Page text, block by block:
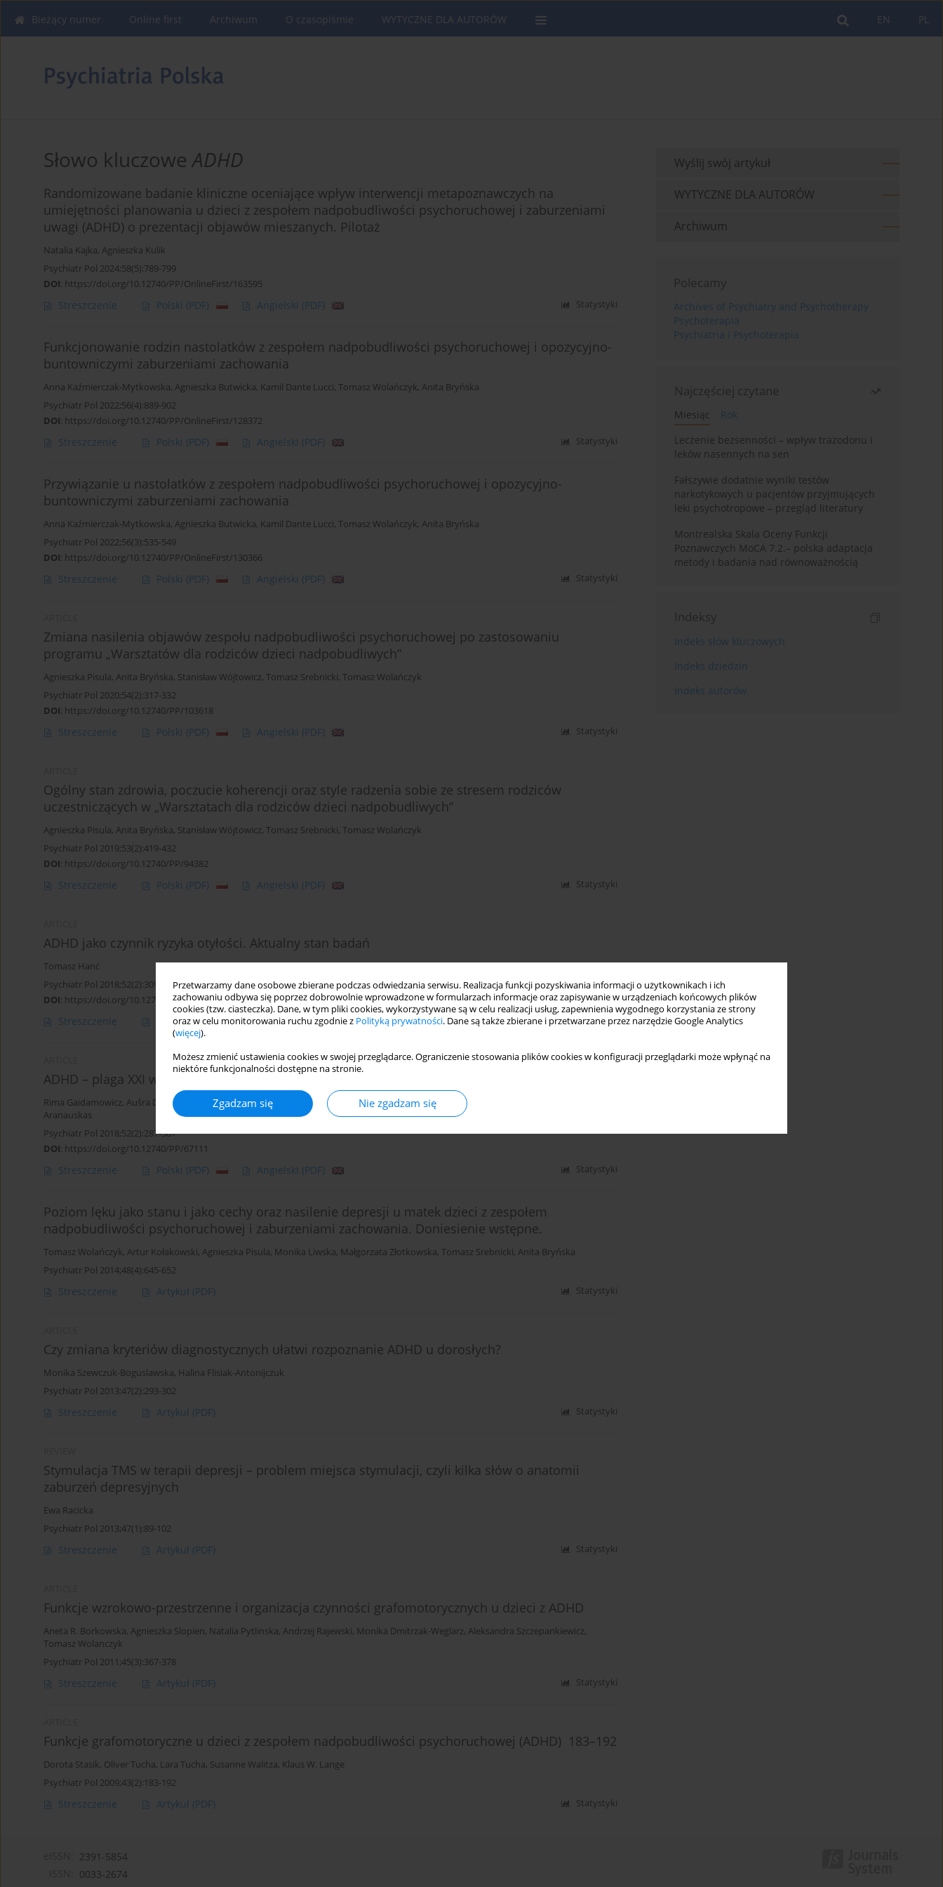
Przetwarzamy dane osobowe zbierane podczas odwiedzania serwisu. Realizacja funkcji pozyskiwania informacji o użytkownikach i ich
zachowaniu odbywa się poprzez dobrowolnie wprowadzone w formularzach informacje oraz zapisywanie w urządzeniach końcowych plików
cookies (tzw. ciasteczka). Dane, w tym pliki cookies, wykorzystywane są w celu realizacji usług, zapewnienia wygodnego korzystania ze strony
oraz w celu monitorowania ruchu zgodnie z Polityką prywatności. Dane są także zbierane i przetwarzane przez narzędzie Google Analytics
(więcej).
Możesz zmienić ustawienia cookies w swojej przeglądarce. Ograniczenie stosowania plików cookies w konfiguracji przeglądarki może wpłynąć na
niektóre funkcjonalności dostępne na stronie.
Zgadzam się Nie zgadzam się
PL
EN
Bieżący numer Online first Archiwum O czasopiśmie WYTYCZNE DLA AUTORÓW
Słowo kluczoweADHD
Randomizowane badanie kliniczne oceniające wpływ interwencji metapoznawczych na
umiejętności planowania u dzieci z zespołem nadpobudliwości psychoruchowej i zaburzeniami
uwagi (ADHD) o prezentacji objawów mieszanych. Pilotaż
Natalia Kajka, Agnieszka Kulik
Psychiatr Pol 2024;58(5):789-799
DOI: https://doi.org/10.12740/PP/OnlineFirst/163595
Streszczenie Polski (PDF) Angielski (PDF) Statystyki
Funkcjonowanie rodzin nastolatków z zespołem nadpobudliwości psychoruchowej i opozycyjno-
buntowniczymi zaburzeniami zachowania
Anna Kaźmierczak-Mytkowska, Agnieszka Butwicka, Kamil Dante Lucci, Tomasz Wolańczyk, Anita Bryńska
Psychiatr Pol 2022;56(4):889-902
DOI: https://doi.org/10.12740/PP/OnlineFirst/128372
Streszczenie Polski (PDF) Angielski (PDF) Statystyki
Przywiązanie u nastolatków z zespołem nadpobudliwości psychoruchowej i opozycyjno-
buntowniczymi zaburzeniami zachowania
Anna Kaźmierczak-Mytkowska, Agnieszka Butwicka, Kamil Dante Lucci, Tomasz Wolańczyk, Anita Bryńska
Psychiatr Pol 2022;56(3):535-549
DOI: https://doi.org/10.12740/PP/OnlineFirst/130366
Streszczenie Polski (PDF) Angielski (PDF) Statystyki
Zmiana nasilenia objawów zespołu nadpobudliwości psychoruchowej po zastosowaniu
programu „Warsztatów dla rodziców dzieci nadpobudliwych”
Agnieszka Pisula, Anita Bryńska, Stanisław Wójtowicz, Tomasz Srebnicki, Tomasz Wolańczyk
Psychiatr Pol 2020;54(2):317-332
DOI: https://doi.org/10.12740/PP/103618
Streszczenie Polski (PDF) Angielski (PDF) Statystyki
Ogólny stan zdrowia, poczucie koherencji oraz style radzenia sobie ze stresem rodziców
uczestniczących w „Warsztatach dla rodziców dzieci nadpobudliwych”
Agnieszka Pisula, Anita Bryńska, Stanisław Wójtowicz, Tomasz Srebnicki, Tomasz Wolańczyk
Psychiatr Pol 2019;53(2):419-432
DOI: https://doi.org/10.12740/PP/94382
Streszczenie Polski (PDF) Angielski (PDF) Statystyki
ADHD jako czynnik ryzyka otyłości. Aktualny stan badań
Tomasz Hanć
Psychiatr Pol 2018;52(2):309-322
DOI: https://doi.org/10.12740/PP/70388
Streszczenie Polski(PDF) Angielski(PDF) Statystyki
ADHD – plaga XXI wieku?
Rima Gaidamowicz, Aušra Deksnytė Karolina Palinauskaitė Ramūnas Aranauskas,Vytautas Kasiulevičius
Aranauskas
Psychiatr Pol 2018;52(2):287-307
DOI: https://doi.org/10.12740/PP/67111
Streszczenie Polski (PDF) Angielski (PDF) Statystyki
Poziom lęku jako stanu i jako cechy oraz nasilenie depresji u matek dzieci z zespołem
nadpobudliwości psychoruchowej i zaburzeniami zachowania. Doniesienie wstępne.
Tomasz Wolańczyk, Artur Kołakowski, Agnieszka Pisula, Monika Liwska, Małgorzata Złotkowska, Tomasz Srebnicki, Anita Bryńska
Psychiatr Pol 2014;48(4):645-652
Streszczenie Artykuł (PDF) Statystyki
Czy zmiana kryteriów diagnostycznych ułatwi rozpoznanie ADHD u dorosłych?
Monika Szewczuk-Boguslawska, Halina Flisiak-Antonijczuk
Psychiatr Pol 2013;47(2):293-302
Streszczenie Artykuł (PDF) Statystyki
Stymulacja TMS w terapii depresji – problem miejsca stymulacji, czyli kilka słów o anatomii
zaburzeń depresyjnych
Ewa Racicka
Psychiatr Pol 2013;47(1):89-102
Streszczenie Artykuł (PDF) Statystyki
Funkcje wzrokowo-przestrzenne i organizacja czynności grafomotorycznych u dzieci z ADHD
Aneta R. Borkowska, Agnieszka Slopien, Natalia Pytlinska, Andrzej Rajewski, Monika Dmitrzak-Weglarz, Aleksandra Szczepankiewicz,
Tomasz Wolanczyk
Psychiatr Pol 2011;45(3):367-378
Streszczenie Artykuł (PDF) Statystyki
Funkcje grafomotoryczne u dzieci z zespołem nadpobudliwości psychoruchowej (ADHD) 183–192
Dorota Stasik, Oliver Tucha, Lara Tucha, Susanne Walitza, Klaus W. Lange
Psychiatr Pol 2009;43(2):183-192
Streszczenie Artykuł (PDF) Statystyki
Wyślij swój artykuł
WYTYCZNE DLA AUTORÓW
Archiwum
Polecamy
Archives of Psychiatry and Psychotherapy
Psychoterapia
Psychiatria i Psychoterapia
Najczęściej czytane
Miesiąc
Rok
Leczenie bezsenności – wpływ trazodonu i
leków nasennych na sen
Fałszywie dodatnie wyniki testów
narkotykowych u pacjentów przyjmujących
leki psychotropowe – przegląd literatury
Montrealska Skala Oceny Funkcji
Poznawczych MoCA 7.2.– polska adaptacja
metody i badania nad równoważnością
Indeksy
Indeks słów kluczowych
Indeks dziedzin
Indeks autorów
2391-5854
0033-2674